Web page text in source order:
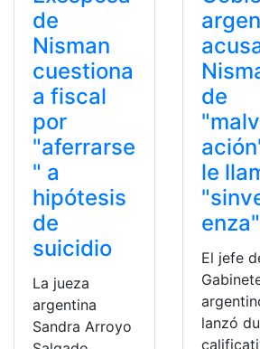
de
Nisman
cuestiona
a fiscal
por
"aferrarse
" a
hipótesis
de
suicidio
La jueza
argentina
Sandra Arroyo
de
le
enza"
El jefe
lanzó